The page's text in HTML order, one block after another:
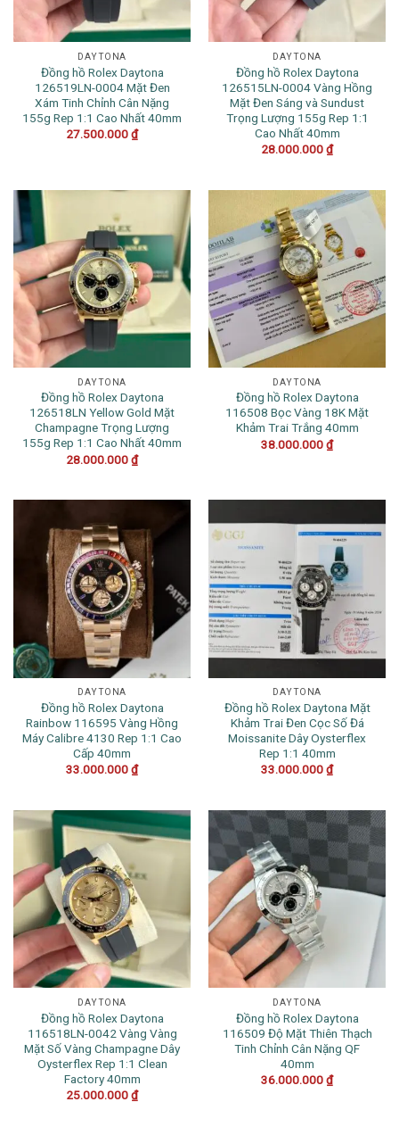
DAYTONA
Đồng hồ Rolex Daytona
126519LN-0004 Mặt Đen
Xám Tinh Chỉnh Cân Nặng
155g Rep 1:1 Cao Nhất 40mm
27.500.000₫
DAYTONA
Đồng hồ Rolex Daytona
126515LN-0004 Vàng Hồng
Mặt Đen Sáng và Sundust
Trọng Lượng 155g Rep 1:1
Cao Nhất 40mm
28.000.000₫
DAYTONA
Đồng hồ Rolex Daytona
126518LN Yellow Gold Mặt
Champagne Trọng Lượng
155g Rep 1:1 Cao Nhất 40mm
28.000.000₫
DAYTONA
Đồng hồ Rolex Daytona
116508 Bọc Vàng 18K Mặt
Khảm Trai Trắng 40mm
38.000.000₫
DAYTONA
Đồng hồ Rolex Daytona
Rainbow 116595 Vàng Hồng
Máy Calibre 4130 Rep 1:1 Cao
Cấp 40mm
33.000.000₫
DAYTONA
Đồng hồ Rolex Daytona Mặt
Khảm Trai Đen Cọc Số Đá
Moissanite Dây Oysterflex
Rep 1:1 40mm
33.000.000₫
DAYTONA
Đồng hồ Rolex Daytona
116518LN-0042 Vàng Vàng
Mặt Số Vàng Champagne Dây
Oysterflex Rep 1:1 Clean
Factory 40mm
25.000.000₫
DAYTONA
Đồng hồ Rolex Daytona
116509 Độ Mặt Thiên Thạch
Tinh Chỉnh Cân Nặng QF
40mm
36.000.000₫